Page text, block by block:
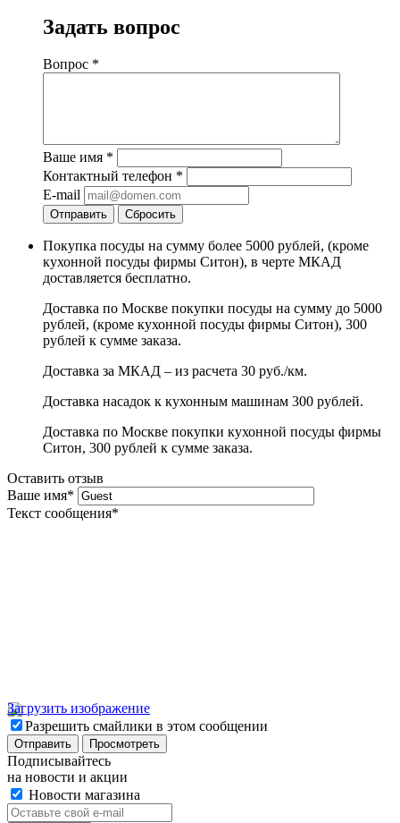
Задать вопрос
Вопрос *
Ваше имя *
Контактный телефон *
E-mail
Отправить Сбросить
Покупка посуды на сумму более 5000 рублей, (кроме
кухонной посуды фирмы Ситон), в черте МКАД
доставляется бесплатно.
Доставка по Москве покупки посуды на сумму до 5000
рублей, (кроме кухонной посуды фирмы Ситон), 300
рублей к сумме заказа.
Доставка за МКАД – из расчета 30 руб./км.
Доставка насадок к кухонным машинам 300 рублей.
Доставка по Москве покупки кухонной посуды фирмы
Ситон, 300 рублей к сумме заказа.
Оставить отзыв
Ваше имя*
Текст сообщения*
Загрузить изображение
Разрешить смайлики в этом сообщении
Подписывайтесь
на новости и акции
Новости магазина